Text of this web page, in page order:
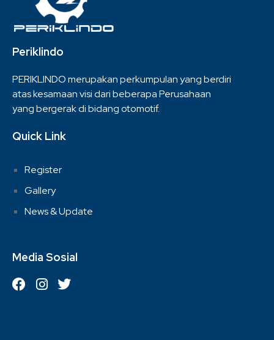
Periklindo
PERIKLINDO merupakan perkumpulan yang berdiri
atas kesamaan visi dari beberapa Perusahaan
yang bergerak di bidang otomotif.
Quick Link
Register
Gallery
News & Update
Media Sosial